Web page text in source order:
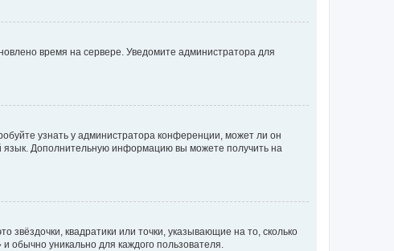
время на сервере. Уведомите администратора для
узнать у администратора конференции, может ли он
язык. Дополнительную информацию вы можете получить на
звёздочки, квадратики или точки, указывающие на то, сколько
обычно уникально для каждого пользователя.